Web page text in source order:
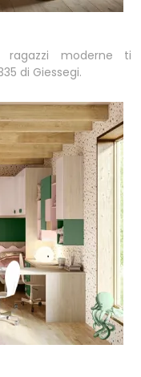
moderne ti
di Giessegi.